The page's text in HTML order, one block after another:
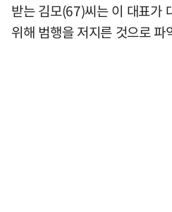
받는 김모(67)씨는 이 대표가
위해 범행을 저지른 것으로 파